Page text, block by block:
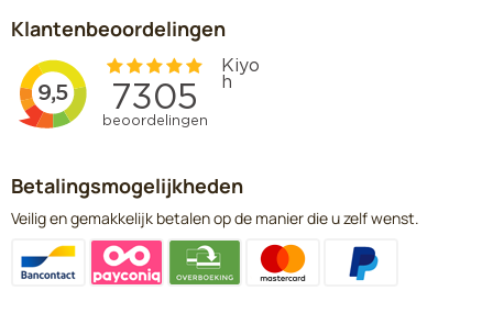
Klantenbeoordelingen
Betalingsmogelijkheden
Veilig en gemakkelijk betalen op de manier die u zelf wenst.